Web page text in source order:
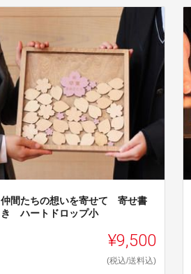
仲間たちの想いを寄せて 寄せ書
き ハートドロップ小
¥9,500
(税込/送料込)